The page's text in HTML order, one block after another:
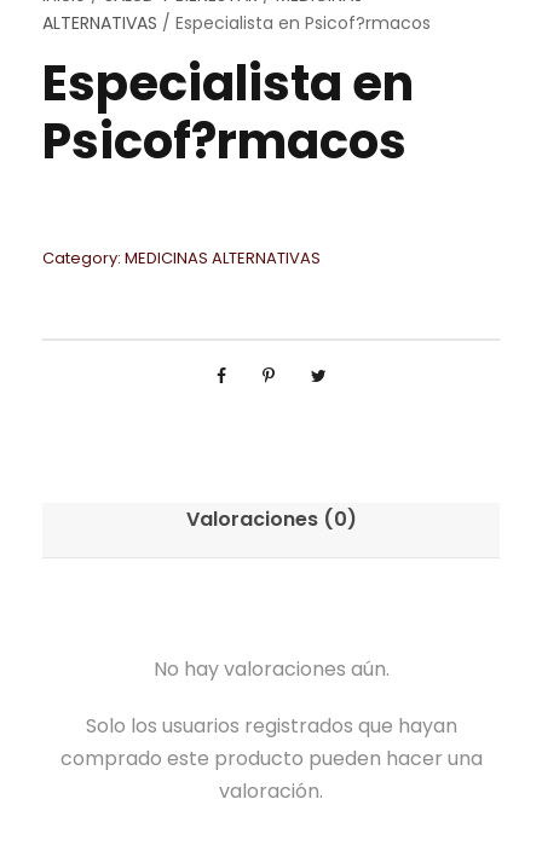
ALTERNATIVAS / Especialista en Psicof?rmacos
Especialista en
Psicof?rmacos
Category: MEDICINAS ALTERNATIVAS
Valoraciones (0)
No hay valoraciones aún.
Solo los usuarios registrados que hayan
comprado este producto pueden hacer una
valoración.